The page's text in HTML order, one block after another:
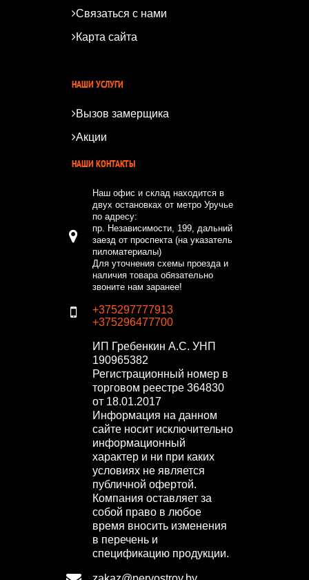
Связаться с нами
Карта сайта
НАШИ УСЛУГИ
Вызов замерщика
Акции
НАШИ КОНТАКТЫ
Наш офис и склад находится в
двух остановках от метро Уручье
по адресу:
пр. Независимости, 199, дальний
заезд от проспекта (на указатель
пиломатериалы)
Для уточнения схемы проезда и
наличия товара обязательно
звоните нам заранее!
+375297777913
+375296477700
ИП Гребенкин А.С. УНП
190965382
Регистрационный номер в
торговом реестре 364830
от 18.01.2017
Информация на данном
сайте носит исключительно
информационный
характер и ни при каких
условиях не является
публичной офертой.
Компания оставляет за
собой право в любое
время вносить изменения
в перечень и
спецификацию продукции.